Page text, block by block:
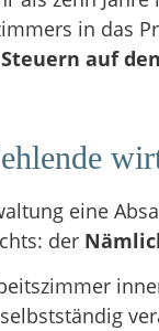
in das
auf
eine
der